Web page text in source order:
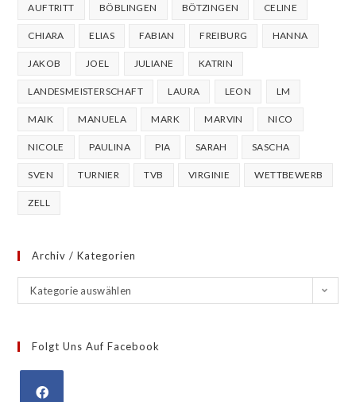
AUFTRITT BÖBLINGEN BÖTZINGEN CELINE
CHIARA ELIAS FABIAN FREIBURG HANNA
JAKOB JOEL JULIANE KATRIN
LANDESMEISTERSCHAFT LAURA LEON LM
MAIK MANUELA MARK MARVIN NICO
NICOLE PAULINA PIA SARAH SASCHA
SVEN TURNIER TVB VIRGINIE WETTBEWERB
ZELL
Archiv / Kategorien
Kategorie auswählen
Folgt Uns Auf Facebook